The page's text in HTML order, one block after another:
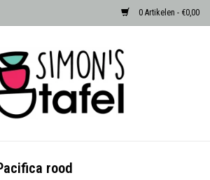
0 Artikelen - €0,00
rood